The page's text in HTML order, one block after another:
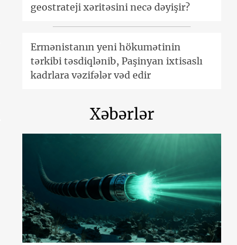
geostrateji xəritəsini necə dəyişir?
Ermənistanın yeni hökumətinin
tərkibi təsdiqlənib, Paşinyan ixtisaslı
kadrlara vəzifələr vəd edir
Xəbərlər